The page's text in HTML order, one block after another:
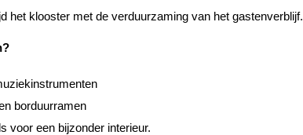
het klooster met de verduurzaming van het gastenverblijf.
borduurramen
voor een bijzonder interieur.